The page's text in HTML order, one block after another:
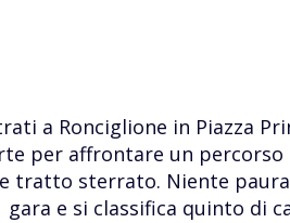
a Ronciglione in Piazza
per affrontare un
sterrato. Niente paura
gara e si classifica quinto di